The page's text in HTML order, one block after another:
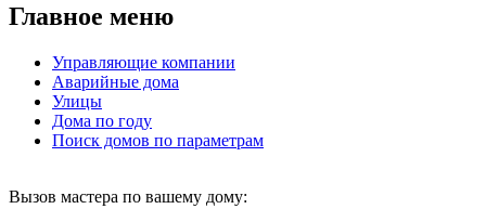
Главное меню
Управляющие компании
Аварийные дома
Улицы
Дома по году
Поиск домов по параметрам
Вызов мастера по вашему дому: